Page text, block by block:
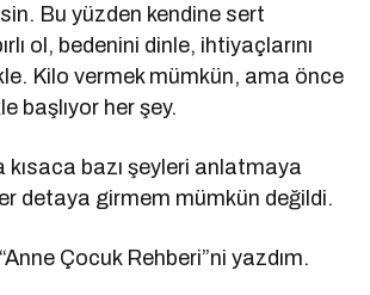
Bu yüzden kendine sert
ol, bedenini dinle, ihtiyaçlarını
Kilo vermek mümkün, ama önce
başlıyor her şey.
kısaca bazı şeyleri anlatmaya
detaya girmem mümkün değildi.
Çocuk Rehberi”ni yazdım.